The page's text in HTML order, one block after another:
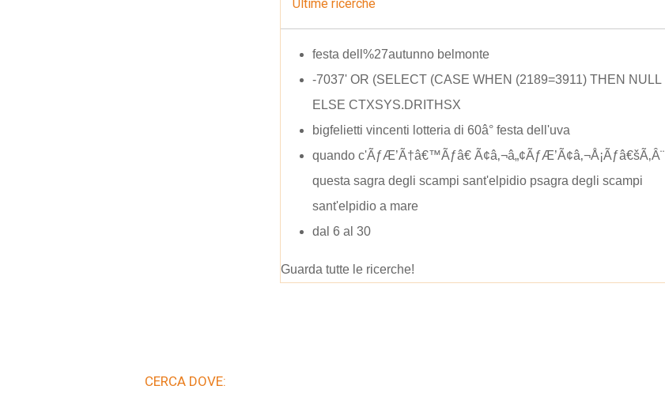
Ultime ricerche
festa dell%27autunno belmonte
-7037' OR (SELECT (CASE WHEN (2189=3911) THEN NULL
ELSE CTXSYS.DRITHSX
bigfelietti vincenti lotteria di 60â° festa dell'uva
quando c'ÃƒÆ’Ã†â€™Ãƒâ€ Ã¢â‚¬â„¢ÃƒÆ’Ã¢â‚¬Å¡Ãƒâ€šÃ‚Â¨
questa sagra degli scampi sant'elpidio psagra degli scampi
sant'elpidio a mare
dal 6 al 30
Guarda tutte le ricerche!
CERCA DOVE: